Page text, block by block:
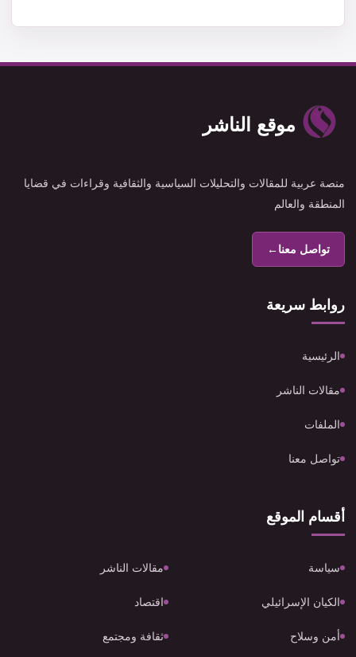
موقع الناشر
منصة عربية للمقالات والتحليلات السياسية والثقافية وقراءات في قضايا
المنطقة والعالم
تواصل معنا←
روابط سريعة
الرئيسية
مقالات الناشر
الملفات
تواصل معنا
أقسام الموقع
سياسة مقالات الناشر
الكيان الإسرائيلي اقتصاد
أمن وسلاح ثقافة ومجتمع